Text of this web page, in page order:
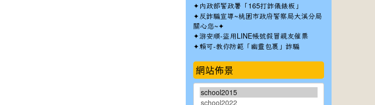
✦ 內政部警政署「165打詐儀錶板」
✦反詐騙宣導~桃園市政府警察局大溪分局
關心您~✦
✦游安順-盜用LINE帳號假冒親友催票
✦賴可-教你防範「幽靈包裹」詐騙
網站佈景